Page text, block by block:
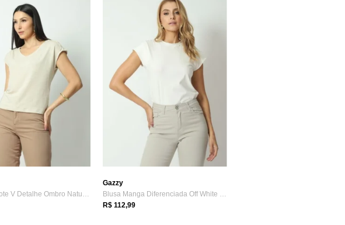
Blusa Decote V Detalhe Ombro Natural P Gazzy
Gazzy
Blusa Manga Diferenciada Off White G Gazzy
R$ 112,99